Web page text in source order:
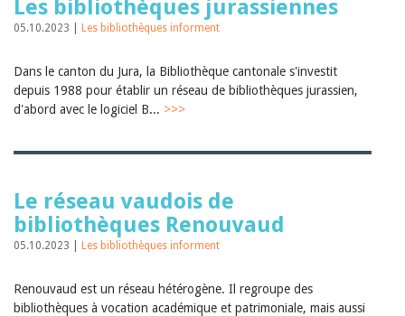
Les bibliothèques jurassiennes
05.10.2023 | Les bibliothèques informent
Dans le canton du Jura, la Bibliothèque cantonale s'investit
depuis 1988 pour établir un réseau de bibliothèques jurassien,
d'abord avec le logiciel B... >>>
Le réseau vaudois de
bibliothèques Renouvaud
05.10.2023 | Les bibliothèques informent
Renouvaud est un réseau hétérogène. Il regroupe des
bibliothèques à vocation académique et patrimoniale, mais aussi